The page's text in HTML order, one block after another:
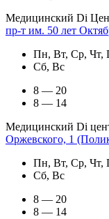
Медицинский Di
пр-т им. 50 лет
Пн, Вт, Ср, Чт,
Сб, Вс
8 — 20
8 — 14
Медицинский Di
Оржевского, 1
Пн, Вт, Ср, Чт,
Сб, Вс
8 — 20
8 — 14